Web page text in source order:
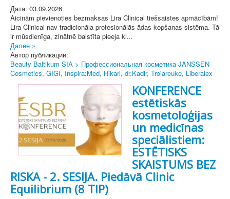
Дата: 03.09.2026
Aicinām pievienoties bezmaksas Lira Clinical tiešsaistes apmācībām!
Lira Clinical nav tradicionāla profesionālās ādas kopšanas sistēma. Tā
ir mūsdienīga, zinātnē balstīta pieeja kl...
Далее »
Автор публикации:
Beauty Baltikum SIA > Профессиональная косметика JANSSEN
Cosmetics, GIGI, Inspira:Med, Hikari, dr.Kadir, Troiareuke, Liberalex
KONFERENCE
estētiskās
kosmetoloģijas
un medicīnas
speciālistiem:
ESTĒTISKS
SKAISTUMS BEZ
RISKA - 2. SESIJA. Piedāvā Clinic
Equilibrium (8 TIP)